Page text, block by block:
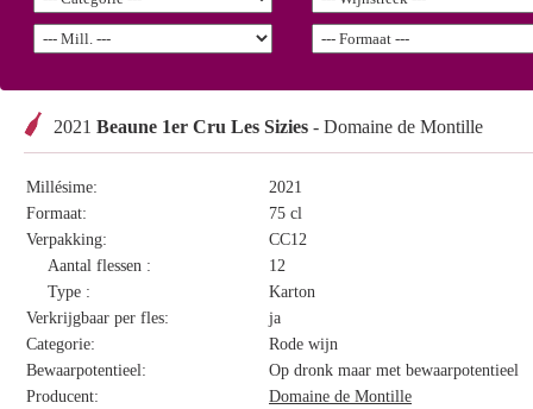
2021 Beaune 1er Cru Les Sizies - Domaine de Montille
Millésime:
2021
Formaat:
75 cl
Verpakking:
CC12
Aantal flessen :
12
Type :
Karton
Verkrijgbaar per fles:
ja
Categorie:
Rode wijn
Bewaarpotentieel:
Op dronk maar met bewaarpotentieel
Producent:
Domaine de Montille